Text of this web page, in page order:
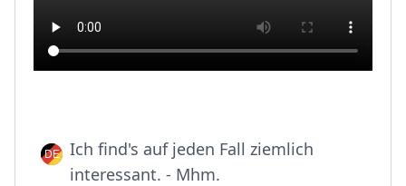
Ich find's auf jeden Fall ziemlich
interessant. - Mhm.